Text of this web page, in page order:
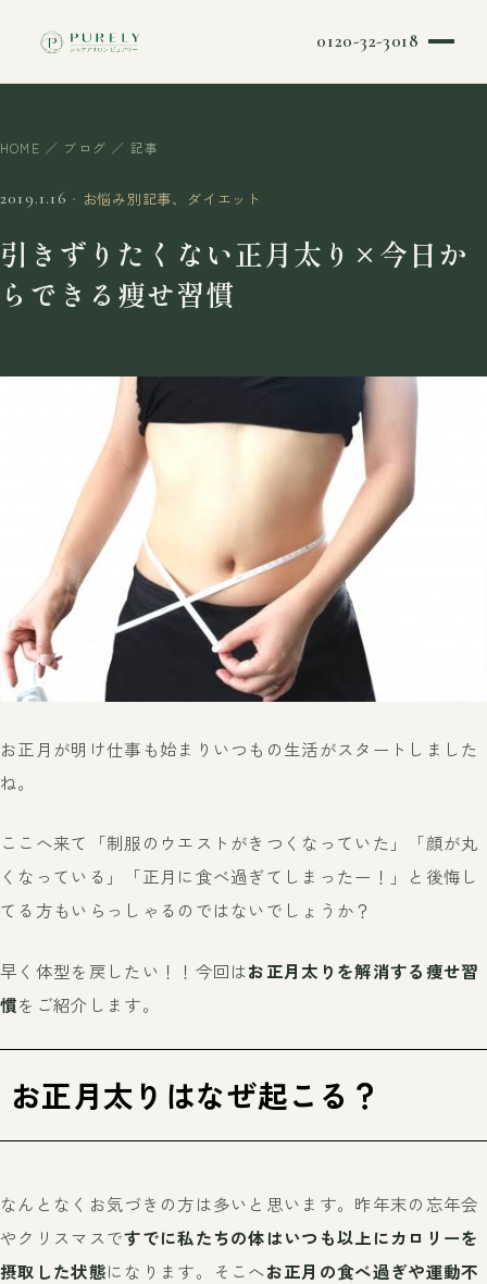
0120-32-3018
HOME ／ ブログ ／ 記事
2019.1.16 ・ お悩み別記事、 ダイエット
引きずりたくない正月太り×今日か
らできる痩せ習慣
お正月が明け仕事も始まりいつもの生活がスタートしました
ね。
ここへ来て「制服のウエストがきつくなっていた」「顔が丸
くなっている」「正月に食べ過ぎてしまったー！」と後悔し
てる方もいらっしゃるのではないでしょうか？
早く体型を戻したい！！今回はお正月太りを解消する痩せ習
慣をご紹介します。
お正月太りはなぜ起こる？
なんとなくお気づきの方は多いと思います。昨年末の忘年会
やクリスマスですでに私たちの体はいつも以上にカロリーを
摂取した状態になります。そこへお正月の食べ過ぎや運動不